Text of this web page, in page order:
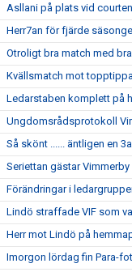
Asllani på plats vid
Herr7an för fjärde
Otroligt bra match med
Kvällsmatch mot
Ledarstaben komplett på
Ungdomsrådsprotokoll
Så skönt ...... äntligen en
Seriettan gästar Vimmerby
Förändringar i
Lindö straffade VIF som
Herr mot Lindö på
Imorgon lördag fin Para-